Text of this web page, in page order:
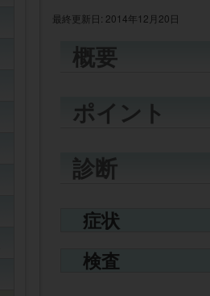
最終更新日: 2014年12月20日
概要
ポイント
診断
症状
検査